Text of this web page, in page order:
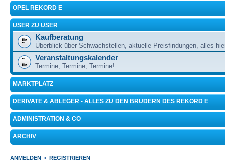
OPEL REKORD E
USER ZU USER
Kaufberatung
Überblick über Schwachstellen, aktuelle Preisfindungen, alles
Veranstaltungskalender
Termine, Termine, Termine!
MARKTPLATZ
DERIVATE & ABLEGER - ALLES ZU DEN BRÜDERN DES REKORD E
ADMINISTRATION & CO
ARCHIV
ANMELDEN • REGISTRIEREN